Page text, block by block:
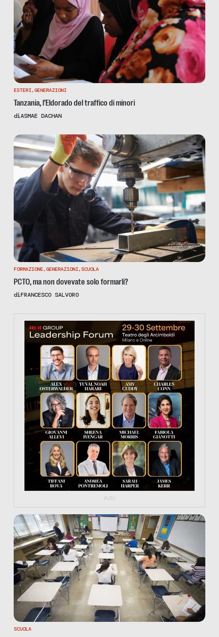
ESTERI,GENERAZIONI
Tanzania, l’Eldorado del traffico di minori
diASMAE DACHAN
FORMAZIONE,GENERAZIONI, SCUOLA
PCTO, ma non dovevate solo formarli?
diFRANCESCO SALVORO
https://tinyurl.com/363fvfm9
Adv
SCUOLA